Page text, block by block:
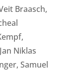
Braasch,
Niklas
Samuel